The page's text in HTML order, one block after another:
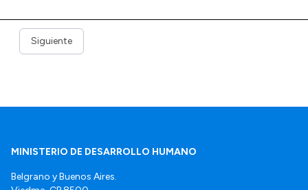
Siguiente
MINISTERIO DE DESARROLLO HUMANO
Belgrano y Buenos Aires.